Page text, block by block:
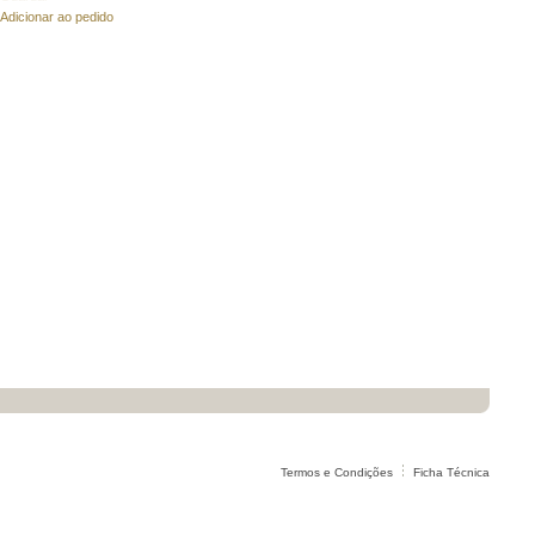
Adicionar ao pedido
Termos e Condições Ficha Técnica